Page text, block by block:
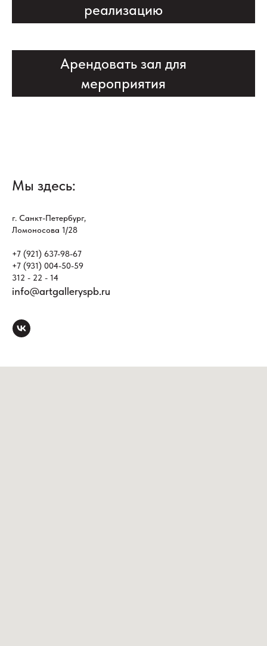
реализацию
Арендовать зал для
мероприятия
Мы здесь:
г. Санкт-Петербург,
Ломоносова 1/28
+7 (921) 637-98-67
+7 (931) 004-50-59
312 - 22 - 14
info@artgalleryspb.ru